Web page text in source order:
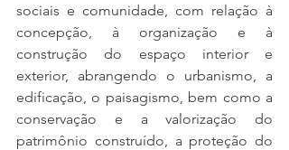
sociais e comunidade, com relação à
concepção, à organização e à
construção do espaço interior e
exterior, abrangendo o urbanismo, a
edificação, o paisagismo, bem como a
conservação e a valorização do
patrimônio construído, a proteção do